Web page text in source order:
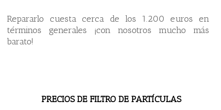
Repararlo cuesta cerca de los 1.200 euros en
términos generales ¡con nosotros mucho más
barato!
PRECIOS DE FILTRO DE PARTÍCULAS